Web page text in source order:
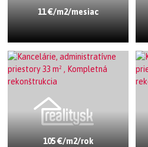
11 €/m2/mesiac
105 €/m2/rok